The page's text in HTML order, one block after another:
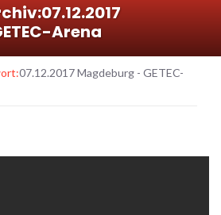
Arena
07.12.2017 Magdeburg - GETEC-